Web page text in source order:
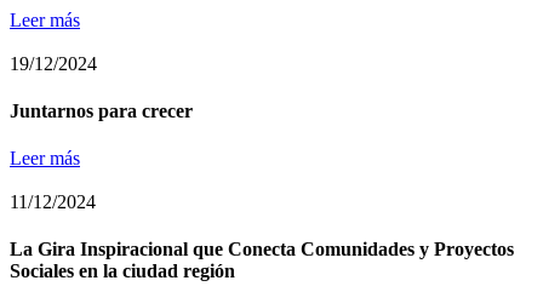
Leer más
19/12/2024
Juntarnos para crecer
Leer más
11/12/2024
La Gira Inspiracional que Conecta Comunidades y Proyectos
Sociales en la ciudad región